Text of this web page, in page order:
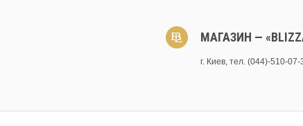
МАГАЗИН —
г. Киев, тел. (044)-510-07-